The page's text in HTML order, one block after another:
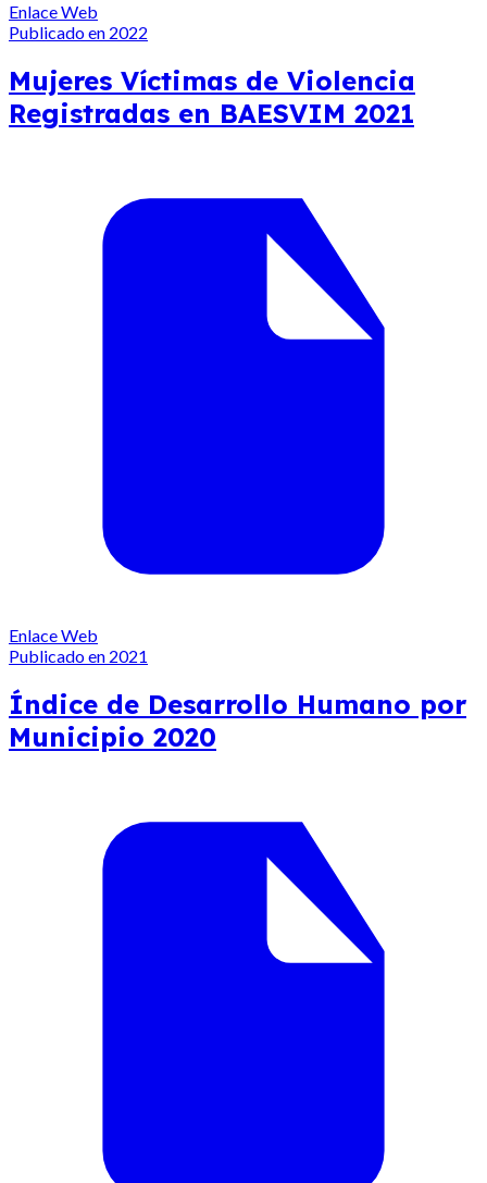
Enlace Web
Publicado en 2022
Mujeres Víctimas de Violencia
Registradas en BAESVIM 2021
Enlace Web
Publicado en 2021
Índice de Desarrollo Humano por
Municipio 2020